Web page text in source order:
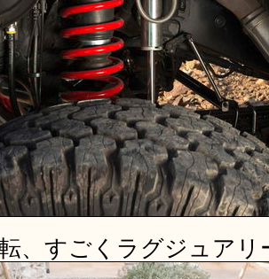
、すごくラグジュアリ